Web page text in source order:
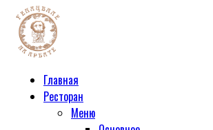
Главная
Ресторан
Меню